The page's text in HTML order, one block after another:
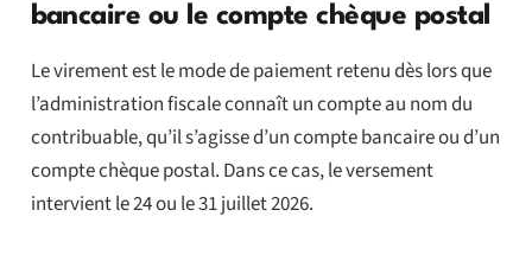
bancaire ou le compte chèque postal
Le virement est le mode de paiement retenu dès lors que
l’administration fiscale connaît un compte au nom du
contribuable, qu’il s’agisse d’un compte bancaire ou d’un
compte chèque postal. Dans ce cas, le versement
intervient le 24 ou le 31 juillet 2026.